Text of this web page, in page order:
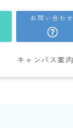
お問い合わせ
キャンパス案内